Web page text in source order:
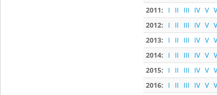
2011:
I II III IV V
2012:
I II III IV V
2013:
I II III IV V
2014:
I II III IV V
2015:
I II III IV V
2016:
I II III IV V